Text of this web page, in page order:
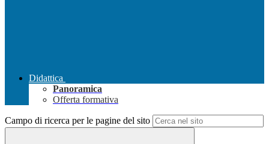
Didattica
Panoramica
Offerta formativa
Campo di ricerca per le pagine del sito